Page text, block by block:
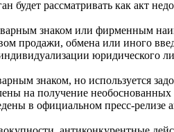
будет рассматривать как акт
знаком или фирменным
продажи, обмена или иного
юридического
знаком, но используется
на получение
в официальном пресс-